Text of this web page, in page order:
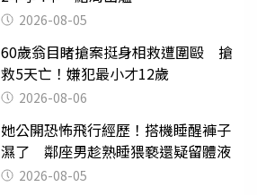
2026-08-05
60歲翁目睹搶案挺身相救遭圍毆 搶
救5天亡！嫌犯最小才12歲
2026-08-06
她公開恐怖飛行經歷！搭機睡醒褲子
濕了 鄰座男趁熟睡猥褻還疑留體液
2026-08-05